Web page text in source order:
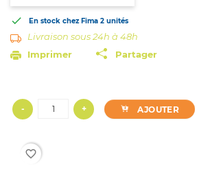
 En stock chez Fima 2 unités
Livraison sous 24h à 48h
Imprimer
Partager
- + AJOUTER
favorite_border